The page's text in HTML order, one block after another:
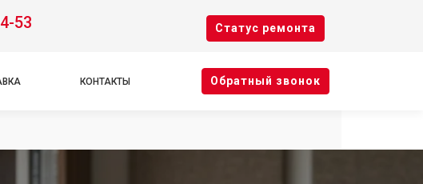
53 Cтатус ремонта
КОНТАКТЫ Oбратный звонок